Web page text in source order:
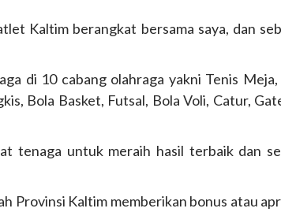
Kaltim berangkat bersama saya, dan
di 10 cabang olahraga yakni Tenis Meja,
Bola Basket, Futsal, Bola Voli, Catur,
tenaga untuk meraih hasil terbaik dan
Provinsi Kaltim memberikan bonus atau